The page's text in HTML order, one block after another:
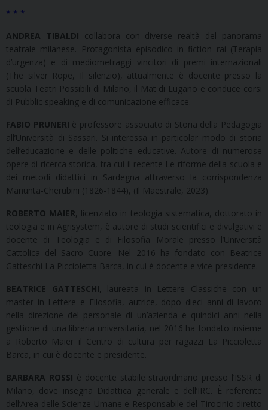
* * *
ANDREA TIBALDI collabora con diverse realtà del panorama
teatrale milanese. Protagonista episodico in fiction rai (Terapia
d’urgenza) e di mediometraggi vincitori di premi internazionali
(The silver Rope, Il silenzio), attualmente è docente presso la
scuola Teatri Possibili di Milano, il Mat di Lugano e conduce corsi
di Pubblic speaking e di comunicazione efficace.
FABIO PRUNERI è professore associato di Storia della Pedagogia
all’Università di Sassari. Si interessa in particolar modo di storia
dell’educazione e delle politiche educative. Autore di numerose
opere di ricerca storica, tra cui il recente Le riforme della scuola e
dei metodi didattici in Sardegna attraverso la corrispondenza
Manunta-Cherubini (1826-1844), (Il Maestrale, 2023).
ROBERTO MAIER, licenziato in teologia sistematica, dottorato in
teologia e in Agrisystem, è autore di studi scientifici e divulgativi e
docente di Teologia e di Filosofia Morale presso l’Università
Cattolica del Sacro Cuore. Nel 2016 ha fondato con Beatrice
Gatteschi La Piccioletta Barca, in cui è docente e vice-presidente.
BEATRICE GATTESCHI, laureata in Lettere Classiche con un
master in Lettere e Filosofia, autrice, dopo dieci anni di lavoro
nella direzione del personale di un’azienda e quindici anni nella
gestione di una libreria universitaria, nel 2016 ha fondato insieme
a Roberto Maier il Centro di cultura per ragazzi La Piccioletta
Barca, in cui è docente e presidente.
BARBARA ROSSI è docente stabile straordinario presso l’ISSR di
Milano, dove insegna Didattica generale e dell’IRC. È referente
dell’Area delle Scienze Umane e Responsabile del Tirocinio diretto